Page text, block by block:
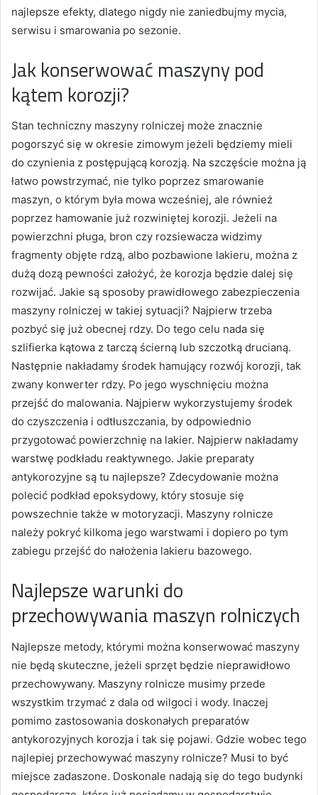
najlepsze efekty, dlatego nigdy nie zaniedbujmy mycia,
serwisu i smarowania po sezonie.
Jak konserwować maszyny pod
kątem korozji?
Stan techniczny maszyny rolniczej może znacznie
pogorszyć się w okresie zimowym jeżeli będziemy mieli
do czynienia z postępującą korozją. Na szczęście można ją
łatwo powstrzymać, nie tylko poprzez smarowanie
maszyn, o którym była mowa wcześniej, ale również
poprzez hamowanie już rozwiniętej korozji. Jeżeli na
powierzchni pługa, bron czy rozsiewacza widzimy
fragmenty objęte rdzą, albo pozbawione lakieru, można z
dużą dozą pewności założyć, że korozja będzie dalej się
rozwijać. Jakie są sposoby prawidłowego zabezpieczenia
maszyny rolniczej w takiej sytuacji? Najpierw trzeba
pozbyć się już obecnej rdzy. Do tego celu nada się
szlifierka kątowa z tarczą ścierną lub szczotką drucianą.
Następnie nakładamy środek hamujący rozwój korozji, tak
zwany konwerter rdzy. Po jego wyschnięciu można
przejść do malowania. Najpierw wykorzystujemy środek
do czyszczenia i odtłuszczania, by odpowiednio
przygotować powierzchnię na lakier. Najpierw nakładamy
warstwę podkładu reaktywnego. Jakie preparaty
antykorozyjne są tu najlepsze? Zdecydowanie można
polecić podkład epoksydowy, który stosuje się
powszechnie także w motoryzacji. Maszyny rolnicze
należy pokryć kilkoma jego warstwami i dopiero po tym
zabiegu przejść do nałożenia lakieru bazowego.
Najlepsze warunki do
przechowywania maszyn rolniczych
Najlepsze metody, którymi można konserwować maszyny
nie będą skuteczne, jeżeli sprzęt będzie nieprawidłowo
przechowywany. Maszyny rolnicze musimy przede
wszystkim trzymać z dala od wilgoci i wody. Inaczej
pomimo zastosowania doskonałych preparatów
antykorozyjnych korozja i tak się pojawi. Gdzie wobec tego
najlepiej przechowywać maszyny rolnicze? Musi to być
miejsce zadaszone. Doskonale nadają się do tego budynki